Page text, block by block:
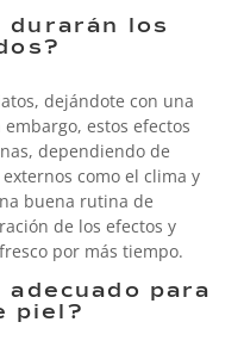
durarán los
dejándote con una
estos efectos
dependiendo de
como el clima y
buena rutina de
de los efectos y
por más tiempo.
para
piel?